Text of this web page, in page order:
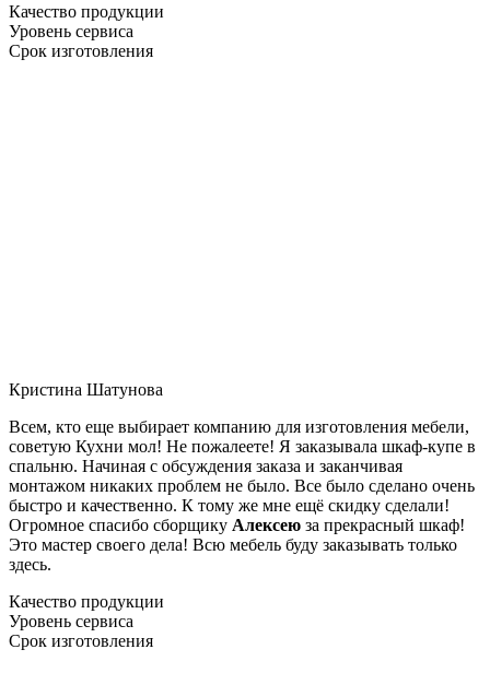
Качество продукции
Уровень сервиса
Срок изготовления
Кристина Шатунова
Всем, кто еще выбирает компанию для изготовления мебели,
советую Кухни мол! Не пожалеете! Я заказывала шкаф-купе в
спальню. Начиная с обсуждения заказа и заканчивая
монтажом никаких проблем не было. Все было сделано очень
быстро и качественно. К тому же мне ещё скидку сделали!
Огромное спасибо сборщику Алексею за прекрасный шкаф!
Это мастер своего дела! Всю мебель буду заказывать только
здесь.
Качество продукции
Уровень сервиса
Срок изготовления